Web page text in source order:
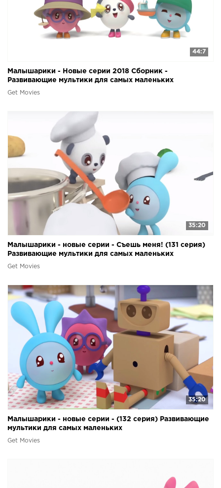
44:7
Малышарики - Новые серии 2018 Сборник -
Развивающие мультики для самых маленьких
Get Movies
35:20
Малышарики - новые серии - Съешь меня! (131 серия)
Развивающие мультики для самых маленьких
Get Movies
35:20
Малышарики - новые серии - (132 серия) Развивающие
мультики для самых маленьких
Get Movies